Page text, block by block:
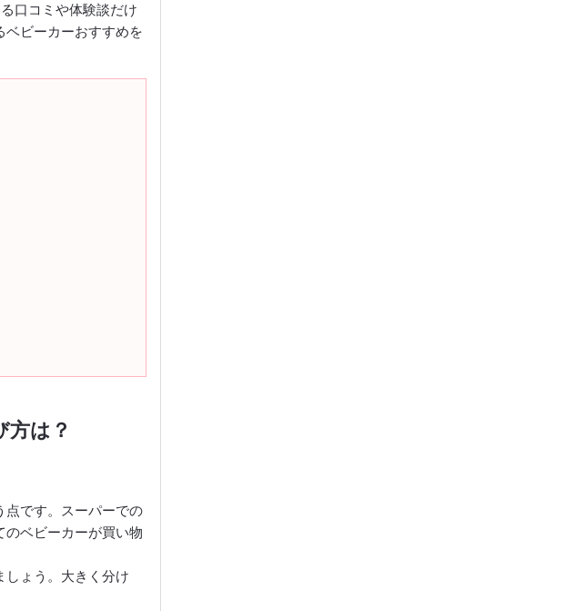
口コミや体験談だけ
ベビーカーおすすめを
方は？
点です。スーパーでの
ベビーカーが買い物
しょう。大きく分け